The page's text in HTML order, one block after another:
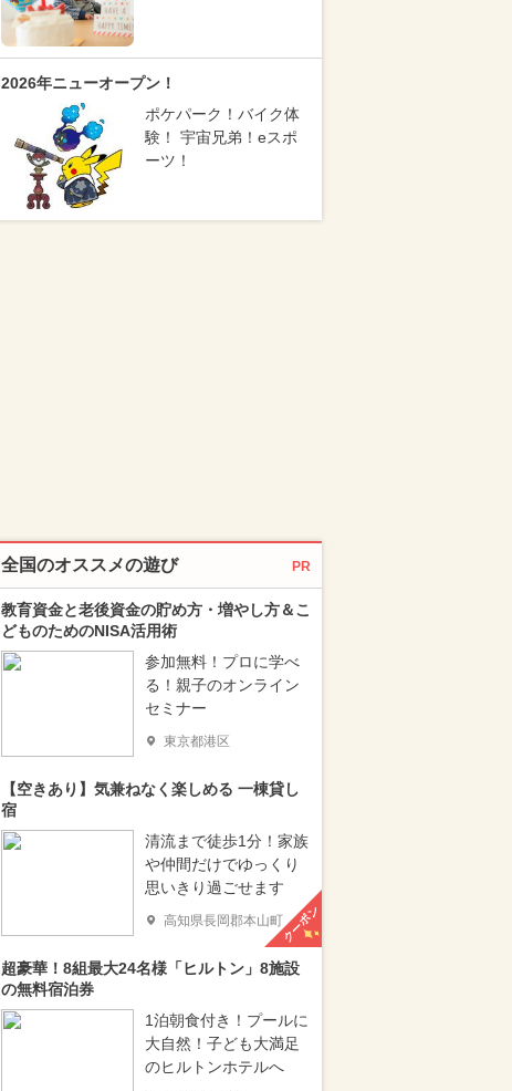
2026年ニューオープン！
ポケパーク！バイク体
験！ 宇宙兄弟！eスポ
ーツ！
全国のオススメの遊び PR
教育資金と老後資金の貯め方・増やし方＆こ
どものためのNISA活用術
参加無料！プロに学べ
る！親子のオンライン
セミナー
東京都港区
【空きあり】気兼ねなく楽しめる 一棟貸し
宿
清流まで徒歩1分！家族
や仲間だけでゆっくり
思いきり過ごせます
高知県長岡郡本山町クーポン
超豪華！8組最大24名様「ヒルトン」8施設
の無料宿泊券
1泊朝食付き！プールに
大自然！子ども大満足
のヒルトンホテルへ